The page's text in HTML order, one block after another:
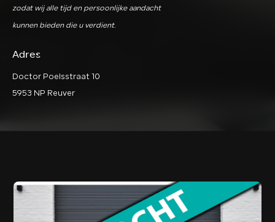
zodat wij alle tijd en persoonlijke aandacht
kunnen bieden die u verdient.
Adres
Doctor Poelsstraat 10
5953 NP Reuver